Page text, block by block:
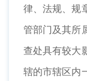
律、法规、规
管部门及其所
查处具有较大
辖的市辖区内